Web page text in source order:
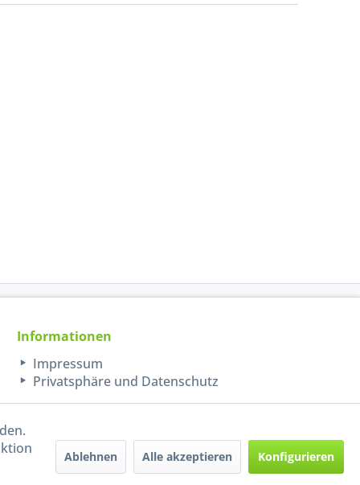
Informationen
Impressum
Privatsphäre und Datenschutz
Ablehnen Alle akzeptieren Konfigurieren